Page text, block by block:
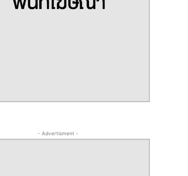
- Advertisment -